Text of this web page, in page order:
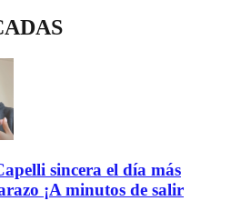
sincera el día más
¡A minutos de salir